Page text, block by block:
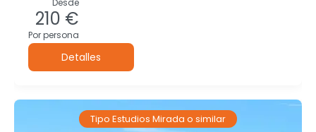
210 €
Por persona
Detalles
Tipo Estudios Mirada o similar